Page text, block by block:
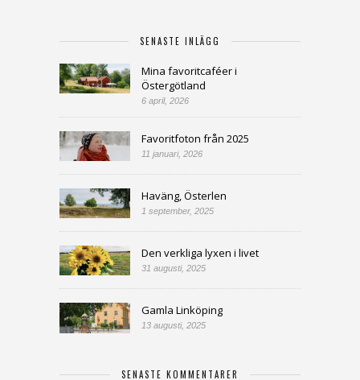
SENASTE INLÄGG
Mina favoritcaféer i
Östergötland
6 april, 2026
Favoritfoton från 2025
11 januari, 2026
Haväng, Österlen
1 september, 2025
Den verkliga lyxen i livet
31 augusti, 2025
Gamla Linköping
13 augusti, 2025
SENASTE KOMMENTARER